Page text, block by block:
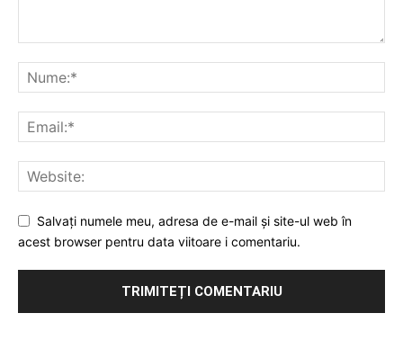
Salvați numele meu, adresa de e-mail și site-ul web în
acest browser pentru data viitoare i comentariu.